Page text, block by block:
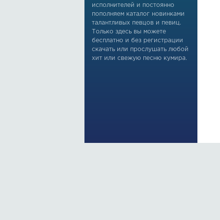
исполнителей и постоянно
пополняем каталог новинками
талантливых певцов и певиц.
Только здесь вы можете
бесплатно и без регистрации
скачать или прослушать любой
хит или свежую песню кумира.